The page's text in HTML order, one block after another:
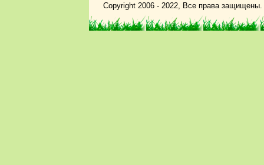
Copyright 2006 - 2022, Все права защищены.